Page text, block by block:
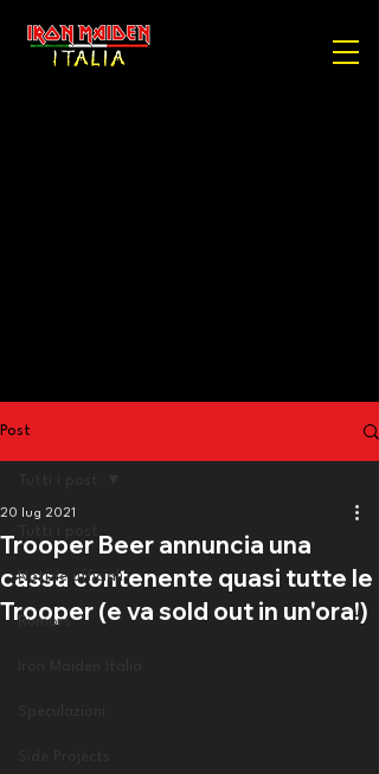
Post
Notizie ufficiali
Rumors
Trooper Beer annuncia una
cassa contenente quasi tutte le
Trooper (e va sold out in un'ora!)
20 lug 2021